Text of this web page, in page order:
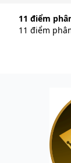
11 điểm
11 điểm